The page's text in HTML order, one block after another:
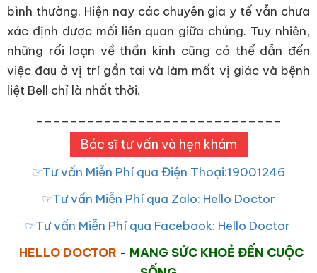
bình thường. Hiện nay các chuyên gia y tế vẫn chưa
xác định được mối liên quan giữa chúng. Tuy nhiên,
những rối loạn về thần kinh cũng có thể dẫn đến
việc đau ở vị trí gần tai và làm mất vị giác và bệnh
liệt Bell chỉ là nhất thời.
Bác sĩ tư vấn và hẹn khám
☞Tư vấn Miễn Phí qua Điện Thoại:19001246
☞Tư vấn Miễn Phí qua Zalo: Hello Doctor
☞Tư vấn Miễn Phí qua Facebook: Hello Doctor
HELLO DOCTOR - MANG SỨC KHOẺ ĐẾN CUỘC